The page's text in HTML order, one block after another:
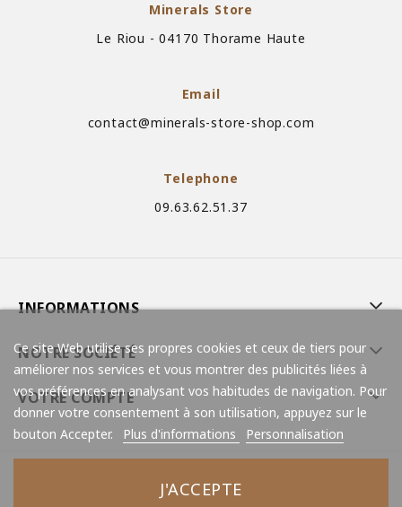
Minerals Store
Le Riou - 04170 Thorame Haute
Email
contact@minerals-store-shop.com
Telephone
09.63.62.51.37
INFORMATIONS
NOTRE SOCIÉTÉ
VOTRE COMPTE
Ce site Web utilise ses propres cookies et ceux de tiers pour
améliorer nos services et vous montrer des publicités liées à
vos préférences en analysant vos habitudes de navigation. Pour
donner votre consentement à son utilisation, appuyez sur le
bouton Accepter.
Plus d'informations Personnalisation
J'ACCEPTE